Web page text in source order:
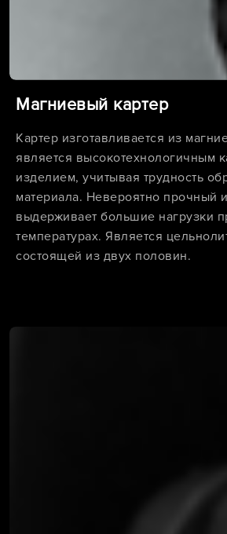
Магниевый картер
Картер изготавливается из
является высокотехнологичным
изделием, учитывая трудность
материала. Невероятно прочный
выдерживает большие нагрузки
температурах. Является
состоящей из двух половин.